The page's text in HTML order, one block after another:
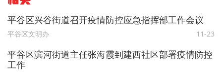
平谷区兴谷街道召开疫情防控应急指挥部工作会议
平谷区文明办 11-23
平谷区滨河街道主任张海霞到建西社区部署疫情防控
工作